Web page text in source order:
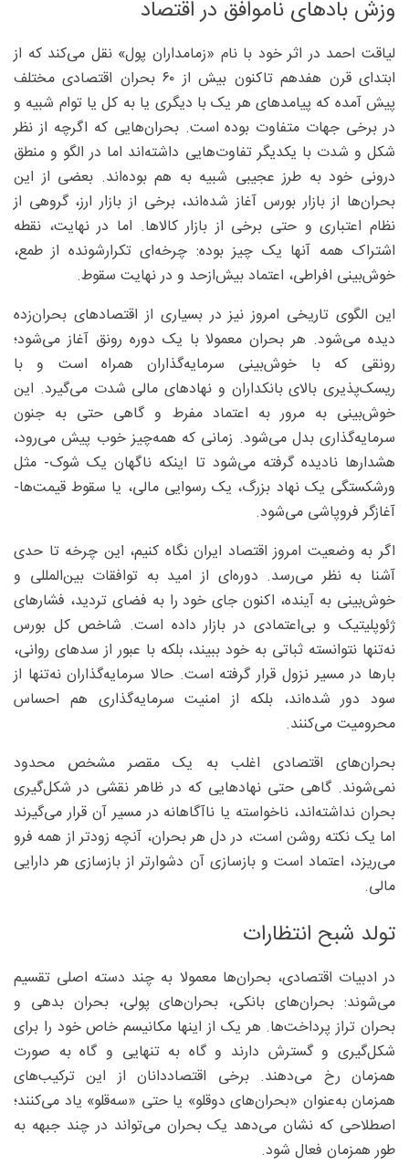
وزش بادهای ناموافق در اقتصاد
لیاقت احمد در اثر خود با نام «زمامداران پول» نقل می‌کند که از
ابتدای قرن هفدهم تاکنون بیش از ۶۰ بحران اقتصادی مختلف
پیش آمده که پیامد‌های هر یک با دیگری یا به کل یا توام شبیه و
در برخی جهات متفاوت بوده است. بحران‌هایی که اگرچه از نظر
شکل و شدت با یکدیگر تفاوت‌هایی داشته‌اند اما در الگو و منطق
درونی خود به طرز عجیبی شبیه به هم بوده‌اند. بعضی از این
بحران‌ها از بازار بورس آغاز شده‌اند، برخی از بازار ارز، گروهی از
نظام اعتباری و حتی برخی از بازار کالاها. اما در نهایت، نقطه
اشتراک همه آنها یک چیز بوده: چرخه‌ای تکرارشونده از طمع،
خوش‌بینی افراطی، اعتماد بیش‌از‌حد و در نهایت سقوط.
این الگوی تاریخی امروز نیز در بسیاری از اقتصادهای بحران‌زده
دیده می‌شود. هر بحران معمولا با یک دوره رونق آغاز می‌شود؛
رونقی که با خوش‌بینی سرمایه‌گذاران همراه است و با
ریسک‌پذیری بالای بانکداران و نهادهای مالی شدت می‌گیرد. این
خوش‌بینی به مرور به اعتماد مفرط و گاهی حتی به جنون
سرمایه‌گذاری بدل می‌شود. زمانی که همه‌چیز خوب پیش می‌رود،
هشدارها نادیده گرفته می‌شود تا اینکه ناگهان یک شوک- مثل
ورشکستگی یک نهاد بزرگ، یک رسوایی مالی، یا سقوط قیمت‌ها-
آغازگر فروپاشی می‌شود.
اگر به وضعیت امروز اقتصاد ایران نگاه کنیم، این چرخه تا حدی
آشنا به نظر می‌رسد. دوره‌ای از امید به توافقات بین‌المللی و
خوش‌بینی به آینده، اکنون جای خود را به فضای تردید، فشارهای
ژئوپلیتیک و بی‌اعتمادی در بازار داده است. شاخص کل بورس
نه‌تنها نتوانسته ثباتی به خود ببیند، بلکه با عبور از سدهای روانی،
بارها در مسیر نزول قرار گرفته است. حالا سرمایه‌گذاران نه‌تنها از
سود دور شده‌اند، بلکه از امنیت سرمایه‌گذاری هم احساس
محرومیت می‌کنند.
بحران‌های اقتصادی اغلب به یک مقصر مشخص محدود
نمی‌شوند. گاهی حتی نهادهایی که در ظاهر نقشی در شکل‌گیری
بحران نداشته‌اند، ناخواسته یا ناآگاهانه در مسیر آن قرار می‌گیرند
اما یک نکته روشن است، در دل هر بحران، آنچه زودتر از همه فرو
می‌ریزد، اعتماد است و بازسازی آن دشوارتر از بازسازی هر دارایی
مالی.
تولد شبح انتظارات
در ادبیات اقتصادی، بحران‌ها معمولا به چند دسته‌ اصلی تقسیم
می‌شوند: بحران‌های بانکی، بحران‌های پولی، بحران بدهی و
بحران تراز پرداخت‌ها. هر یک از اینها مکانیسم خاص خود را برای
شکل‌گیری و گسترش دارند و گاه به‌ تنهایی و گاه به ‌صورت
همزمان رخ می‌دهند. برخی اقتصاددانان از این ترکیب‌های
همزمان به‌عنوان «بحران‌های دوقلو» یا حتی «سه‌قلو» یاد می‌کنند؛
اصطلاحی که نشان می‌دهد یک بحران می‌تواند در چند جبهه به‌
طور همزمان فعال شود.